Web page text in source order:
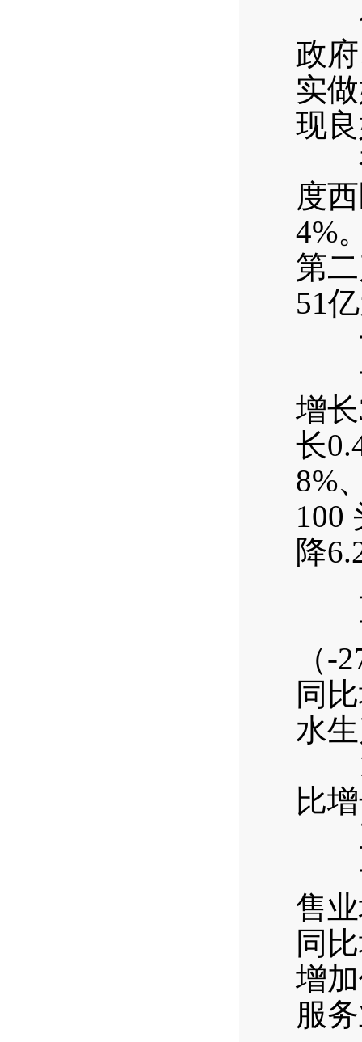
今
政
实
现
初
度
4%
第
51
一
一
增
长
8%
100
降
二
一
（-
同
水
比
三
一
售
同
增
服